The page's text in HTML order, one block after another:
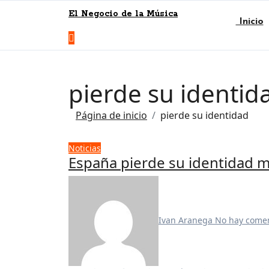
El Negocio de la Música
Inicio
pierde su
Página de inicio pierde su identidad
Noticias
España pierde su identidad
Ivan Aranega No hay